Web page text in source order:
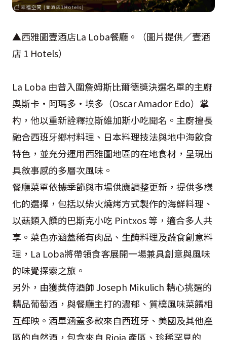
▲西雅圖壹酒店La Loba餐廳。（圖片提供／壹酒
店 1 Hotels）
La Loba 由曾入圍詹姆斯比爾德獎決選名單的主廚
奧斯卡·阿瑪多·埃多（Oscar Amador Edo）掌
杓，他以重新詮釋拉斯維加斯小吃聞名。主廚擅長
融合西班牙鄉村料理、日本料理技法與地中海飲食
特色，並充分運用西雅圖地區的在地食材，呈現出
具敘事感的多層次風味。
餐廳菜單依據季節與市場供應調整更新，提供多樣
化的選擇，包括以柴火燒烤方式製作的海鮮料理、
以菇類入饌的巴斯克小吃 Pintxos 等，適合多人共
享。菜色亦涵蓋稀有肉品、生醃料理及蔬食創意料
理，La Loba將帶領食客展開一場兼具創意與風味
的味覺探索之旅。
另外，由獲獎侍酒師 Joseph Mikulich 精心挑選的
精品葡萄酒，與餐廳主打的濃郁、質樸風味菜餚相
互輝映。酒單涵蓋多款來自西班牙、美國及其他產
區的自然酒，包含來自 Rioja 產區、珍稀罕見的